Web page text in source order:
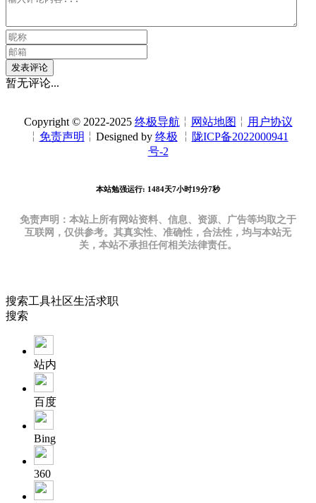
发表评论
暂无评论...
Copyright © 2022-2025 终极导航 ╎ 网站地图 ╎ 用户协议
╎ 免责声明 ╎Designed by 终极 ╎ 陇ICP备2022000941
号-2
本站勉强运行: 1484天7小时19分8秒
免责声明：本站上所有网站资料、信息、资源、广告等均取之于
互联网，仅供参考。其真实性、准确性，合法性，均与本站无
关，本站不承担任何相关法律责任。
搜索工具社区生活求职
搜索
站内
百度
Bing
360